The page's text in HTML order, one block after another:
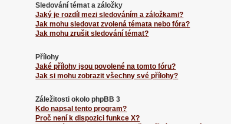
Sledování témat a záložky
Jaký je rozdíl mezi sledováním a záložkami?
Jak mohu sledovat zvolená témata nebo fóra?
Jak mohu zrušit sledování témat?
Přílohy
Jaké přílohy jsou povolené na tomto fóru?
Jak si mohu zobrazit všechny své přílohy?
Záležitosti okolo phpBB 3
Kdo napsal tento program?
Proč není k dispozici funkce X?